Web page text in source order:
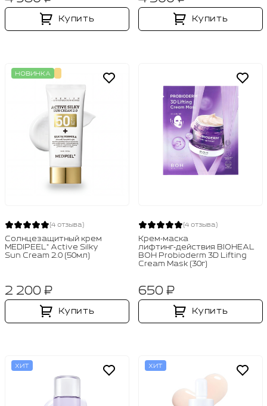
Купить Купить
НОВИНКА
(4 отзыва)
Солнцезащитный крем
MEDIPEEL⁺ Active Silky
Sun Cream 2.0 (50мл)
2 200 ₽
Купить
(4 отзыва)
Крем‑маска
лифтинг‑действия BIOHEAL
BOH Probioderm 3D Lifting
Cream Mask (30г)
650 ₽
Купить
ХИТ ХИТ